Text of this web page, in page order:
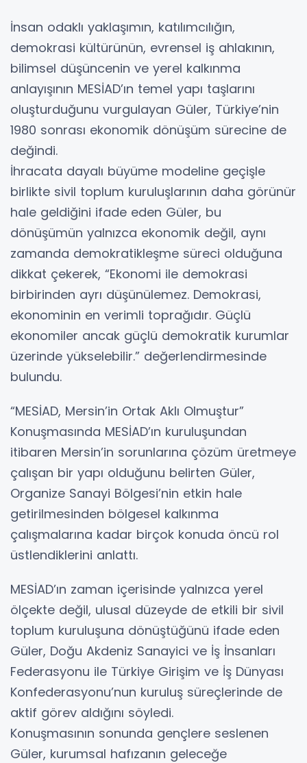
İnsan odaklı yaklaşımın, katılımcılığın,
demokrasi kültürünün, evrensel iş ahlakının,
bilimsel düşüncenin ve yerel kalkınma
anlayışının MESİAD’ın temel yapı taşlarını
oluşturduğunu vurgulayan Güler, Türkiye’nin
1980 sonrası ekonomik dönüşüm sürecine de
değindi.
İhracata dayalı büyüme modeline geçişle
birlikte sivil toplum kuruluşlarının daha görünür
hale geldiğini ifade eden Güler, bu
dönüşümün yalnızca ekonomik değil, aynı
zamanda demokratikleşme süreci olduğuna
dikkat çekerek, “Ekonomi ile demokrasi
birbirinden ayrı düşünülemez. Demokrasi,
ekonominin en verimli toprağıdır. Güçlü
ekonomiler ancak güçlü demokratik kurumlar
üzerinde yükselebilir.” değerlendirmesinde
bulundu.
“MESİAD, Mersin’in Ortak Aklı Olmuştur”
Konuşmasında MESİAD’ın kuruluşundan
itibaren Mersin’in sorunlarına çözüm üretmeye
çalışan bir yapı olduğunu belirten Güler,
Organize Sanayi Bölgesi’nin etkin hale
getirilmesinden bölgesel kalkınma
çalışmalarına kadar birçok konuda öncü rol
üstlendiklerini anlattı.
MESİAD’ın zaman içerisinde yalnızca yerel
ölçekte değil, ulusal düzeyde de etkili bir sivil
toplum kuruluşuna dönüştüğünü ifade eden
Güler, Doğu Akdeniz Sanayici ve İş İnsanları
Federasyonu ile Türkiye Girişim ve İş Dünyası
Konfederasyonu’nun kuruluş süreçlerinde de
aktif görev aldığını söyledi.
Konuşmasının sonunda gençlere seslenen
Güler, kurumsal hafızanın geleceğe